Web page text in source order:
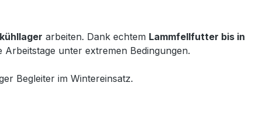
arbeiten. Dank echtem Lammfellfutter bis in
unter extremen Bedingungen.
Begleiter im Wintereinsatz.